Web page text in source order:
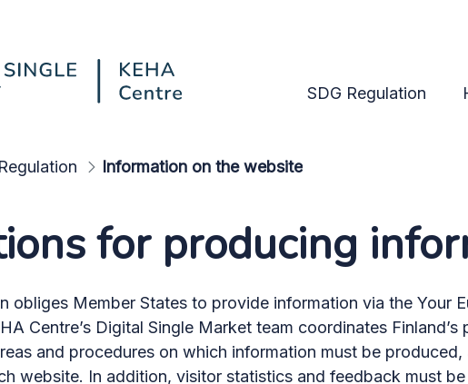
SDG Regulation
Information on the website
for producing
obliges Member States to provide information via the Your
Centre’s Digital Single Market team coordinates
and procedures on which information must be
website. In addition, visitor statistics and feedback must